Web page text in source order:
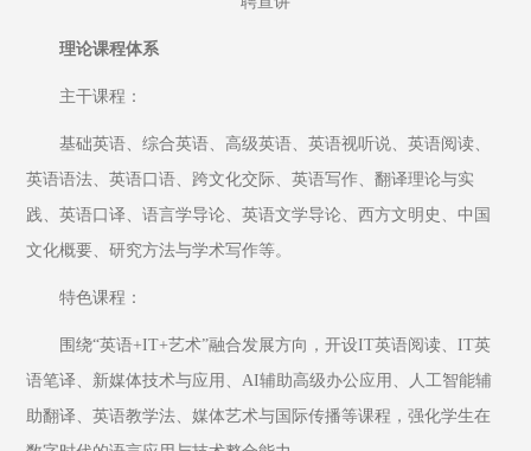
理论课程体系
主干课程：
基础英语、综合英语、高级英语、英语视听说、英语阅读、
英语语法、英语口语、跨文化交际、英语写作、翻译理论与实
践、英语口译、语言学导论、英语文学导论、西方文明史、中国
文化概要、研究方法与学术写作等。
特色课程：
围绕“英语+IT+艺术”融合发展方向，开设IT英语阅读、IT英
语笔译、新媒体技术与应用、AI辅助高级办公应用、人工智能辅
助翻译、英语教学法、媒体艺术与国际传播等课程，强化学生在